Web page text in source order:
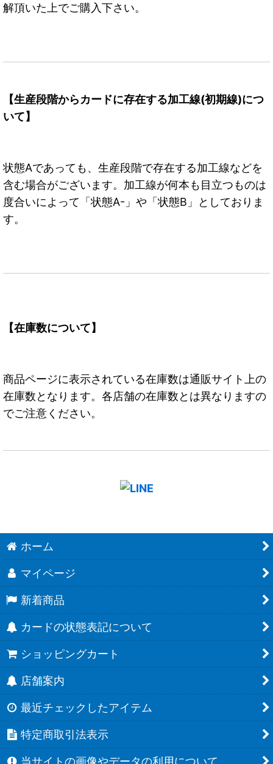
解頂いた上でご購入下さい。
【生産段階からカードに存在する加工線(初期線)につ
いて】
状態Aであっても、生産段階で存在する加工線などを
含む場合がございます。加工線が何本も目立つものは
度合いによって「状態A-」や「状態B」としておりま
す。
【在庫数について】
商品ページに表示されている在庫数は通販サイト上の
在庫数となります。各店舗の在庫数とは異なりますの
でご注意ください。
ホーム
マイページ
新着商品
カードの状態表記について
ショッピングカート
店舗案内
最近チェックしたアイテム
特定商取引法表示
当サイトの画像やデータの利用について